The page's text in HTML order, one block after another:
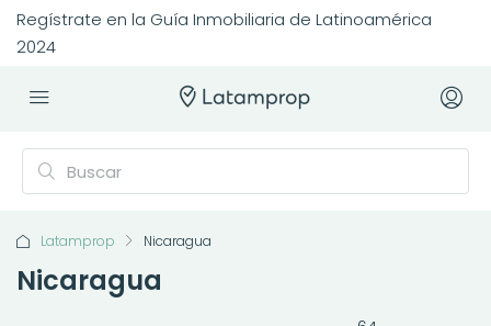
Regístrate en la Guía Inmobiliaria de Latinoamérica
2024
Latamprop Nicaragua
Nicaragua